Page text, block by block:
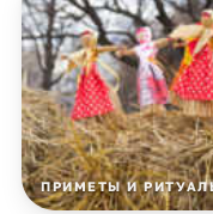
ПРИМЕТЫ И